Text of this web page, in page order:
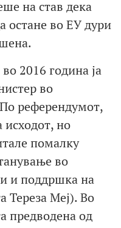
на став дека
остане во ЕУ дури
2016 година ја
во
референдумот,
исходот, но
помалку
во
и поддршка на
Тереза ​​Меј). Во
предводена од